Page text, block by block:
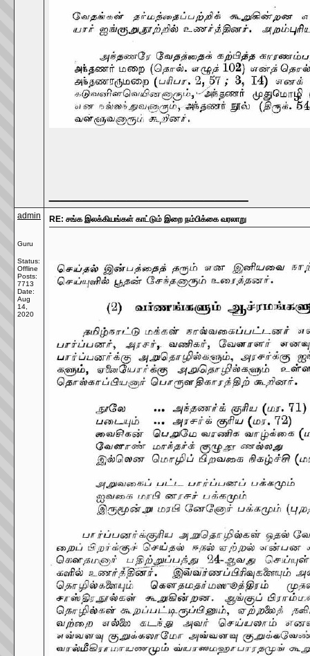
admin
Guru
Status:
Offline
Posts:
7713
Date:
Aug
14,
2020
RE: சங்க இலக்கியங்கள் காட்டும் இறை நம்பிக்கை வரலாறு